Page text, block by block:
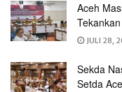
Aceh
JULI 28,
Sekda
Setda